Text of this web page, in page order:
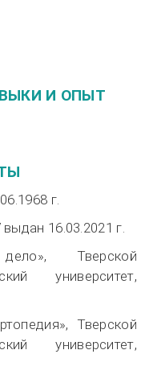
И ОПЫТ
г.
выдан 16.03.2021 г.
Тверской
университет,
Тверской
университет,